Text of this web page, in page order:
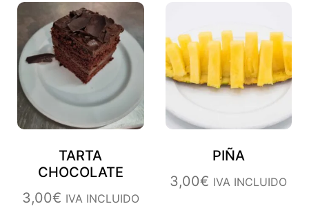
TARTA
CHOCOLATE
3,00€ IVA INCLUIDO
PIÑA
3,00€ IVA INCLUIDO